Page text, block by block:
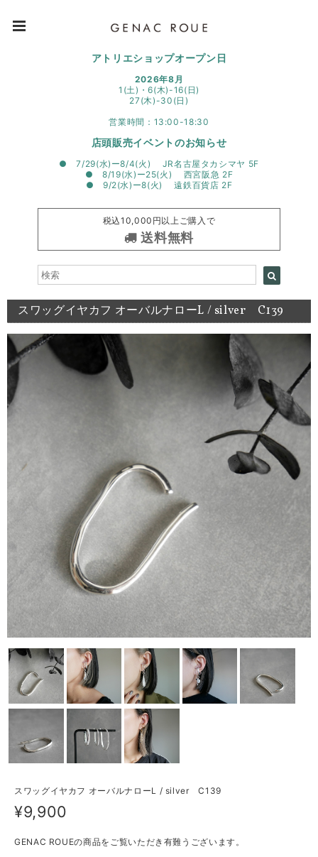
アトリエショップオープン日
2026年8月
1(土)・6(木)-16(日)
27(木)-30(日)
営業時間：13:00-18:30
店頭販売イベントのお知らせ
● 7/29(水)ー8/4(火) JR名古屋タカシマヤ 5F
● 8/19(水)ー25(火) 西宮阪急 2F
● 9/2(水)ー8(火) 遠鉄百貨店 2F
税込10,000円以上ご購入で
送料無料
スワッグイヤカフ オーバルナローL / silver C139
スワッグイヤカフ オーバルナローL / silver C139
¥9,900
GENAC ROUEの商品をご覧いただき有難うございます。